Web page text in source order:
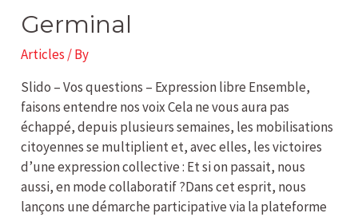
Germinal
Articles / By
Slido – Vos questions – Expression libre Ensemble,
faisons entendre nos voix Cela ne vous aura pas
échappé, depuis plusieurs semaines, les mobilisations
citoyennes se multiplient et, avec elles, les victoires
d’une expression collective : Et si on passait, nous
aussi, en mode collaboratif ?Dans cet esprit, nous
lançons une démarche participative via la plateforme
Germinal